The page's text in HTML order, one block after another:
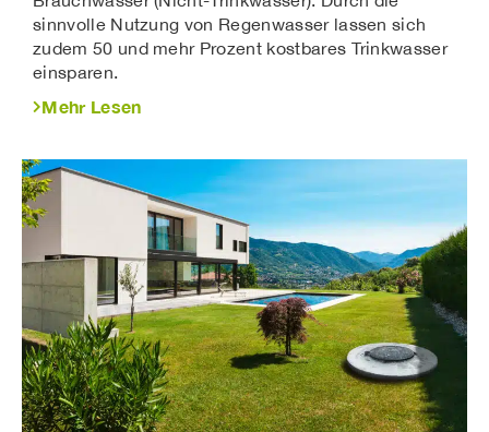
sinnvolle Nutzung von Regenwasser lassen sich
zudem 50 und mehr Prozent kostbares Trinkwasser
einsparen.
Mehr Lesen